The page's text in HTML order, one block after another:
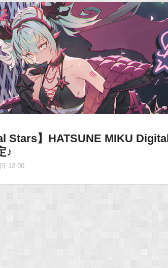
Stars】HATSUNE MIKU
♪
12:00